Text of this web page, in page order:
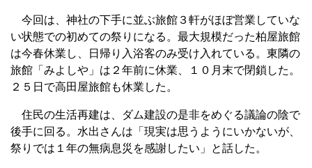
今回は、神社の下手に並ぶ旅館３軒がほぼ営業していな
い状態での初めての祭りになる。最大規模だった柏屋旅館
は今春休業し、日帰り入浴客のみ受け入れている。東隣の
旅館「みよしや」は２年前に休業、１０月末で閉鎖した。
２５日で高田屋旅館も休業した。
住民の生活再建は、ダム建設の是非をめぐる議論の陰で
後手に回る。水出さんは「現実は思うようにいかないが、
祭りでは１年の無病息災を感謝したい」と話した。